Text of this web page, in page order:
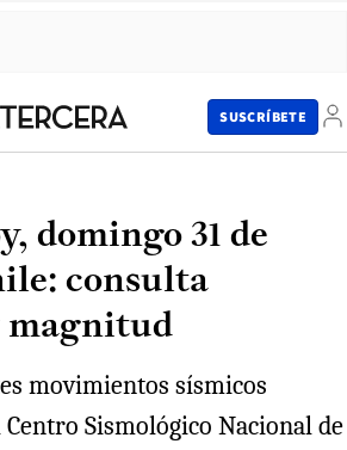
SUSCRÍBETE
domingo 31 de
consulta
magnitud
movimientos sísmicos
Sismológico Nacional de